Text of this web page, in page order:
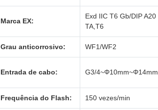
Marca EX:
Exd IIC T6 Gb/DIP A20
TA,T6
Grau anticorrosivo: WF1/WF2
Entrada de cabo: G3/4~Φ10mm~Φ14mm
Frequência do Flash: 150 vezes/min